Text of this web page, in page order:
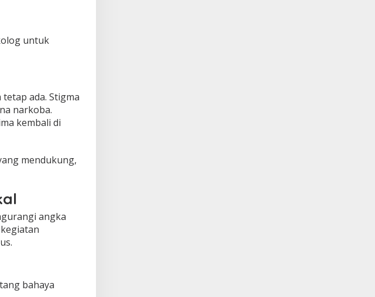
untuk
ada. Stigma
narkoba.
kembali di
mendukung,
angka
bahaya